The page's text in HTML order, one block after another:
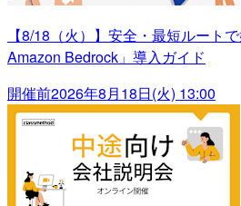
【8/18（火）】安全・最短ルート
Amazon Bedrock」導入ガイド
開催前2026年8月18日(火) 13:00